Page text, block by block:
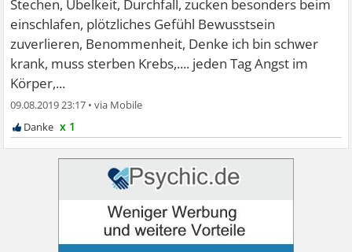
Stechen, Übelkeit, Durchfall, zucken besonders beim
einschlafen, plötzliches Gefühl Bewusstsein
zuverlieren, Benommenheit, Denke ich bin schwer
krank, muss sterben Krebs,.... jeden Tag Angst im
Körper,...
09.08.2019 23:17 •
x 1